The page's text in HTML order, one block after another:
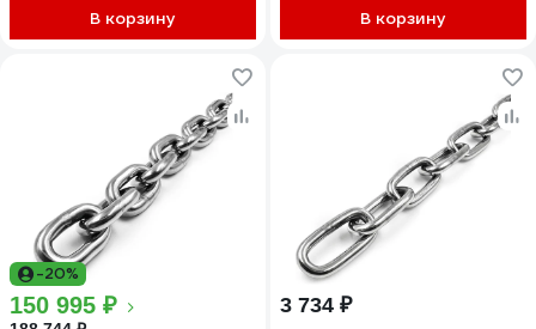
В корзину В корзину
-20%
150 995 ₽ 3 734 ₽